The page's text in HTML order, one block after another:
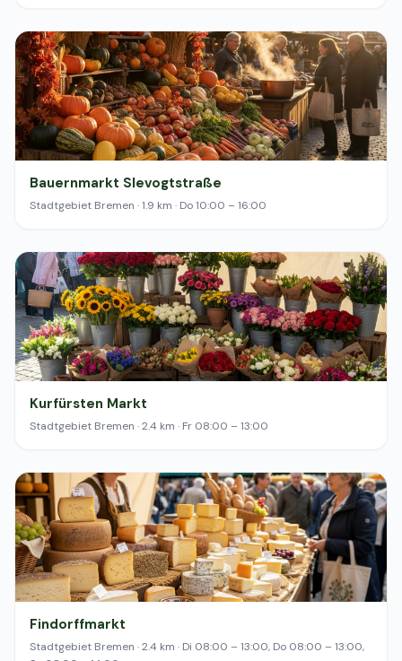
Bauernmarkt Slevogtstraße
Stadtgebiet Bremen · 1.9 km · Do 10:00 – 16:00
Kurfürsten Markt
Stadtgebiet Bremen · 2.4 km · Fr 08:00 – 13:00
Findorffmarkt
Stadtgebiet Bremen · 2.4 km · Di 08:00 – 13:00, Do 08:00 – 13:00,